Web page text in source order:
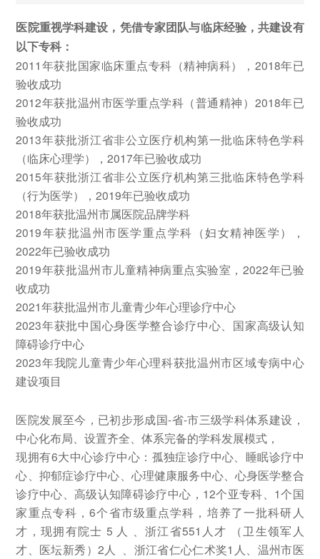
医院重视学科建设，凭借专家团队与临床经验，共建设有
以下专科：
2011年获批国家临床重点专科（精神病科），2018年已
验收成功
2012年获批温州市医学重点学科（普通精神）2018年已
验收成功
2013年获批浙江省非公立医疗机构第一批临床特色学科
（临床心理学），2017年已验收成功
2015年获批浙江省非公立医疗机构第三批临床特色学科
（行为医学），2019年已验收成功
2018年获批温州市属医院品牌学科
2019年获批温州市医学重点学科（妇女精神医学），
2022年已验收成功
2019年获批温州市儿童精神病重点实验室，2022年已验
收成功
2021年获批温州市儿童青少年心理诊疗中心
2023年获批中国心身医学整合诊疗中心、国家高级认知
障碍诊疗中心
2023年我院儿童青少年心理科获批温州市区域专病中心
建设项目
医院发展至今，已初步形成国-省-市三级学科体系建设，
中心化布局、设置齐全、体系完备的学科发展模式，
现拥有6大中心诊疗中心：孤独症诊疗中心、睡眠诊疗中
心、抑郁症诊疗中心、心理健康服务中心、心身医学整合
诊疗中心、高级认知障碍诊疗中心，12个亚专科、1个国
家重点专科，6个省市级重点学科，培养了一批科研人
才，现拥有院士 5 人 、浙江省551人才 （卫生领军人
才、医坛新秀）2人 、浙江省仁心仁术奖1人、温州市医